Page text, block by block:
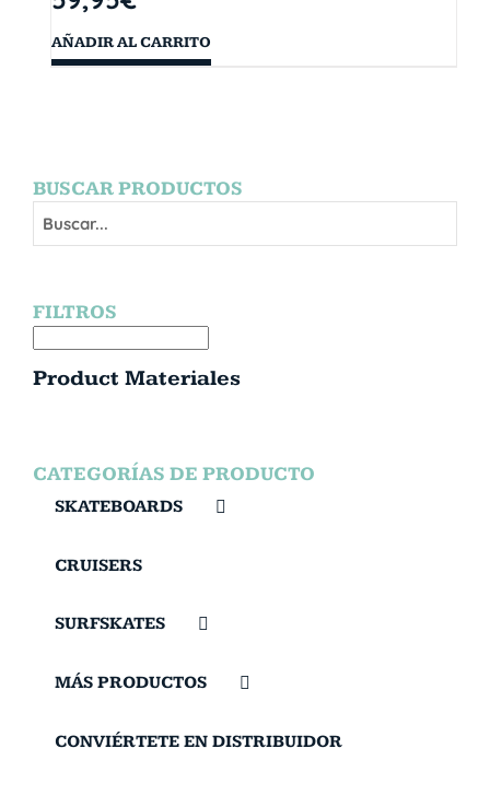
AÑADIR AL CARRITO
BUSCAR PRODUCTOS
FILTROS
Product Materiales
CATEGORÍAS DE PRODUCTO
SKATEBOARDS
CRUISERS
SURFSKATES
MÁS PRODUCTOS
CONVIÉRTETE EN DISTRIBUIDOR